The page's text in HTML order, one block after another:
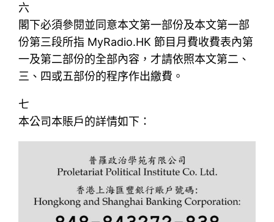
六
閣下必須參閱並同意本文第一部份及本文第一部
份第三段所指 MyRadio.HK 節目月費收費表內第
一及第二部份的全部內容，才請依照本文第二、
三、四或五部份的程序作出繳費。
七
本公司本賬戶的詳情如下：